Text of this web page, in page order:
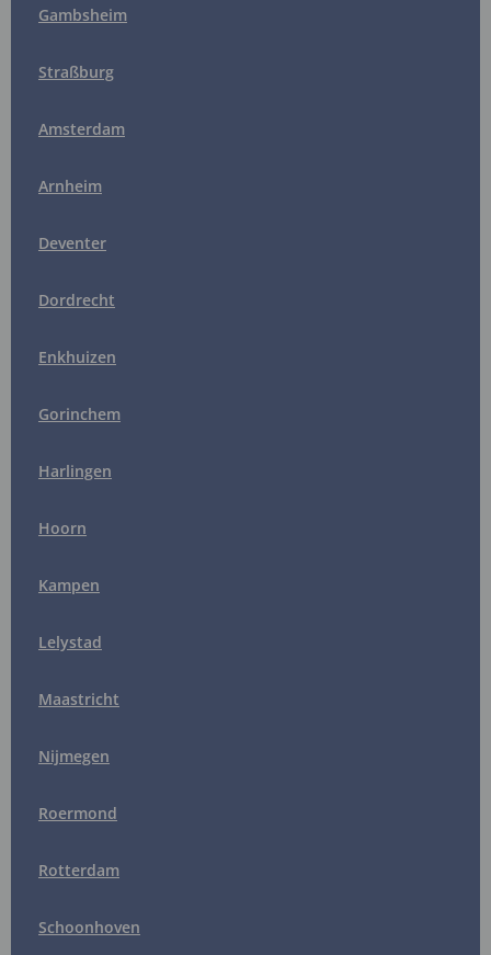
Gambsheim
Straßburg
Amsterdam
Arnheim
Deventer
Dordrecht
Enkhuizen
Gorinchem
Harlingen
Hoorn
Kampen
Lelystad
Maastricht
Nijmegen
Roermond
Rotterdam
Schoonhoven